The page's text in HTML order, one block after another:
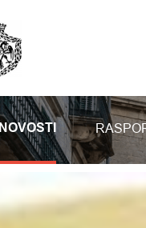
NOVOSTI